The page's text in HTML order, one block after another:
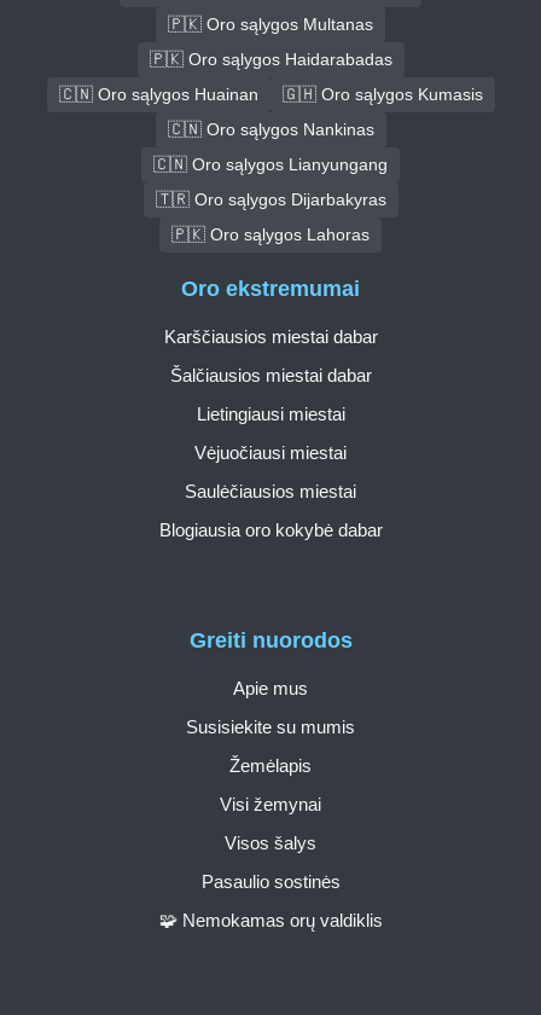
🇵🇰 Oro sąlygos Multanas
🇵🇰 Oro sąlygos Haidarabadas
🇨🇳 Oro sąlygos Huainan
🇬🇭 Oro sąlygos Kumasis
🇨🇳 Oro sąlygos Nankinas
🇨🇳 Oro sąlygos Lianyungang
🇹🇷 Oro sąlygos Dijarbakyras
🇵🇰 Oro sąlygos Lahoras
Greiti nuorodos
Apie mus
Susisiekite su mumis
Žemėlapis
Visi žemynai
Visos šalys
Pasaulio sostinės
🧩 Nemokamas orų valdiklis
Oro ekstremumai
Karščiausios miestai dabar
Šalčiausios miestai dabar
Lietingiausi miestai
Vėjuočiausi miestai
Saulėčiausios miestai
Blogiausia oro kokybė dabar